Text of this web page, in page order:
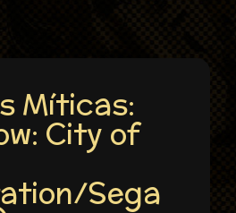
Míticas:
City of
Sega